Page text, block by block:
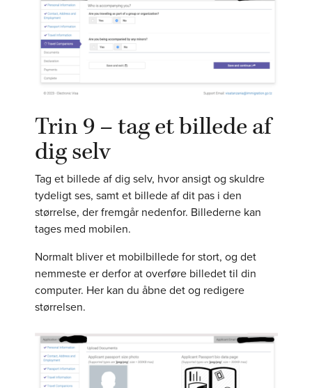
Trin 9 – tag et billede af
dig selv
Tag et billede af dig selv, hvor ansigt og skuldre
tydeligt ses, samt et billede af dit pas i den
størrelse, der fremgår nedenfor. Billederne kan
tages med mobilen.
Normalt bliver et mobilbillede for stort, og det
nemmeste er derfor at overføre billedet til din
computer. Her kan du åbne det og redigere
størrelsen.